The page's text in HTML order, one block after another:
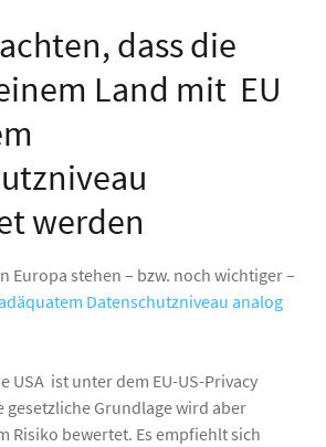
dass die
Land mit EU
werden
Europa stehen – bzw. noch wichtiger –
adäquatem Datenschutzniveau analog
USA ist unter dem EU-US-Privacy
gesetzliche Grundlage wird aber
Risiko bewertet. Es empfiehlt sich